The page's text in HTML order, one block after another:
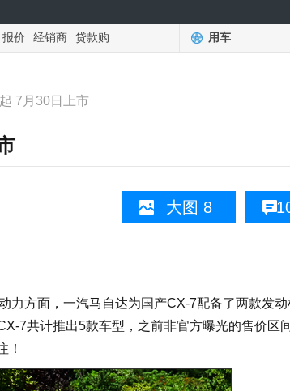
报价 经销商 贷款购 用车
7月30日上市
大图 8
方面，一汽马自达为国产CX-7配备了两款发
7共计推出5款车型，之前非官方曝光的售价区
！